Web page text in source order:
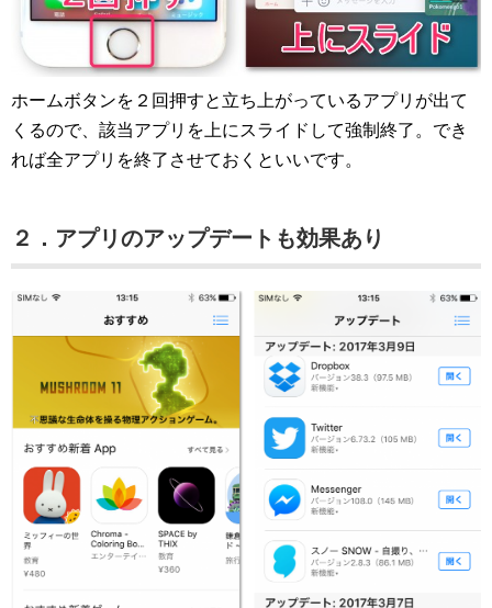
ホームボタンを２回押すと立ち上がっているアプリが出て
くるので、該当アプリを上にスライドして強制終了。でき
れば全アプリを終了させておくといいです。
２．アプリのアップデートも効果あり